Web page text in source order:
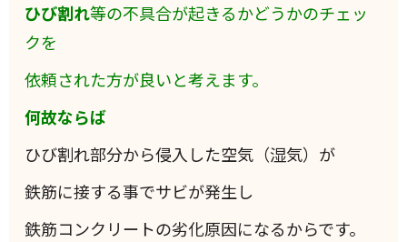
ひび割れ等の不具合が起きるかどうかのチェッ
クを
依頼された方が良いと考えます。
何故ならば
ひび割れ部分から侵入した空気（湿気）が
鉄筋に接する事でサビが発生し
鉄筋コンクリートの劣化原因になるからです。